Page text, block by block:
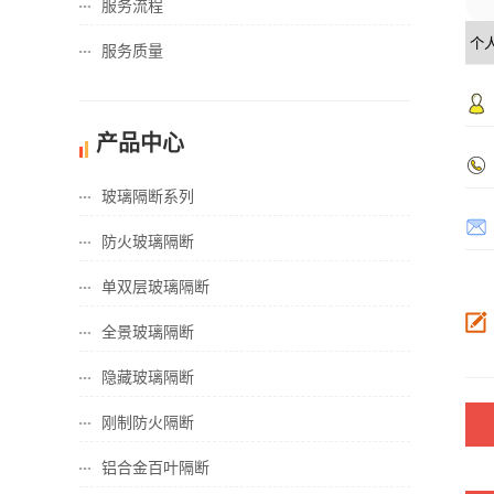
服务流程
服务质量
产品中心
玻璃隔断系列
防火玻璃隔断
单双层玻璃隔断
全景玻璃隔断
隐藏玻璃隔断
刚制防火隔断
铝合金百叶隔断